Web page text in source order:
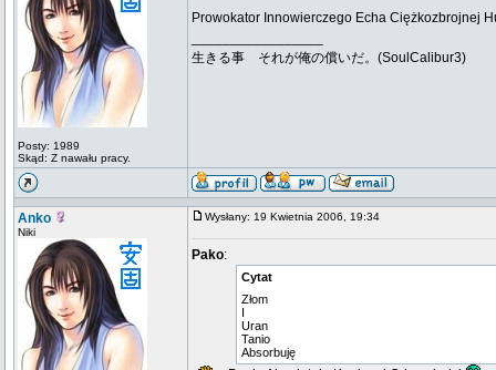
Posty: 1989
Skąd: Z nawału pracy.
Prowokator Innowierczego Echa Ciężkozbrojnej
生きる事 それが俺の償いだ。(SoulCalibur3)
Anko
Niki
Wysłany: 19 Kwietnia 2006, 19:34
Pako:
Cytat
Złom
I
Uran
Tanio
Absorbuję